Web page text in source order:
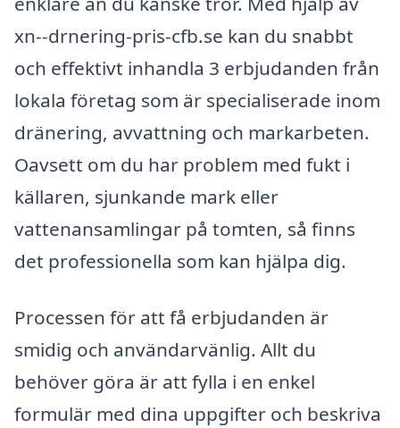
xn--drnering-pris-cfb.se kan du snabbt
och effektivt inhandla 3 erbjudanden från
lokala företag som är specialiserade inom
dränering, avvattning och markarbeten.
Oavsett om du har problem med fukt i
källaren, sjunkande mark eller
vattenansamlingar på tomten, så finns
det professionella som kan hjälpa dig.
Processen för att få erbjudanden är
smidig och användarvänlig. Allt du
behöver göra är att fylla i en enkel
formulär med dina uppgifter och beskriva